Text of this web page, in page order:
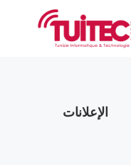
الإعلانات